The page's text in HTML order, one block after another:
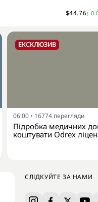
$44.76↑
ЕКСКЛЮЗИВ
06:00 • 16774 перегляди
Підробка медичних
коштувати Odrex
СЛІДКУЙТЕ ЗА НАМИ